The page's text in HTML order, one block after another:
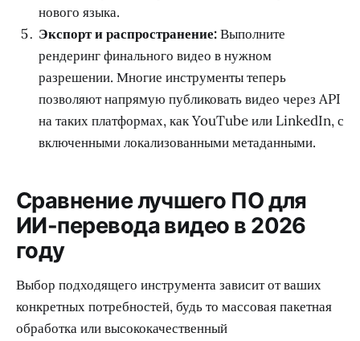
нового языка.
Экспорт и распространение:Выполните
рендеринг финального видео в нужном
разрешении. Многие инструменты теперь
позволяют напрямую публиковать видео через API
на таких платформах, как YouTube или LinkedIn, с
включенными локализованными метаданными.
Сравнение лучшего ПО для
ИИ-перевода видео в 2026
году
Выбор подходящего инструмента зависит от ваших
конкретных потребностей, будь то массовая пакетная
обработка или высококачественный